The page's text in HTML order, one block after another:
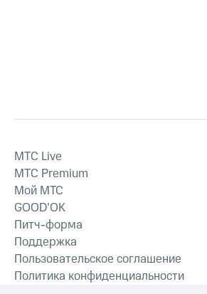
MTС Live
MTС Premium
Мой МТС
GOOD’OK
Питч-форма
Поддержка
Пользовательское соглашение
Политика конфиденциальности